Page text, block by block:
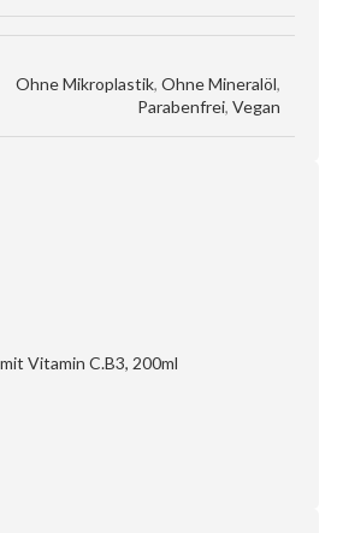
Ohne Mikroplastik, Ohne Mineralöl,
Parabenfrei, Vegan
Vitamin C.B3, 200ml